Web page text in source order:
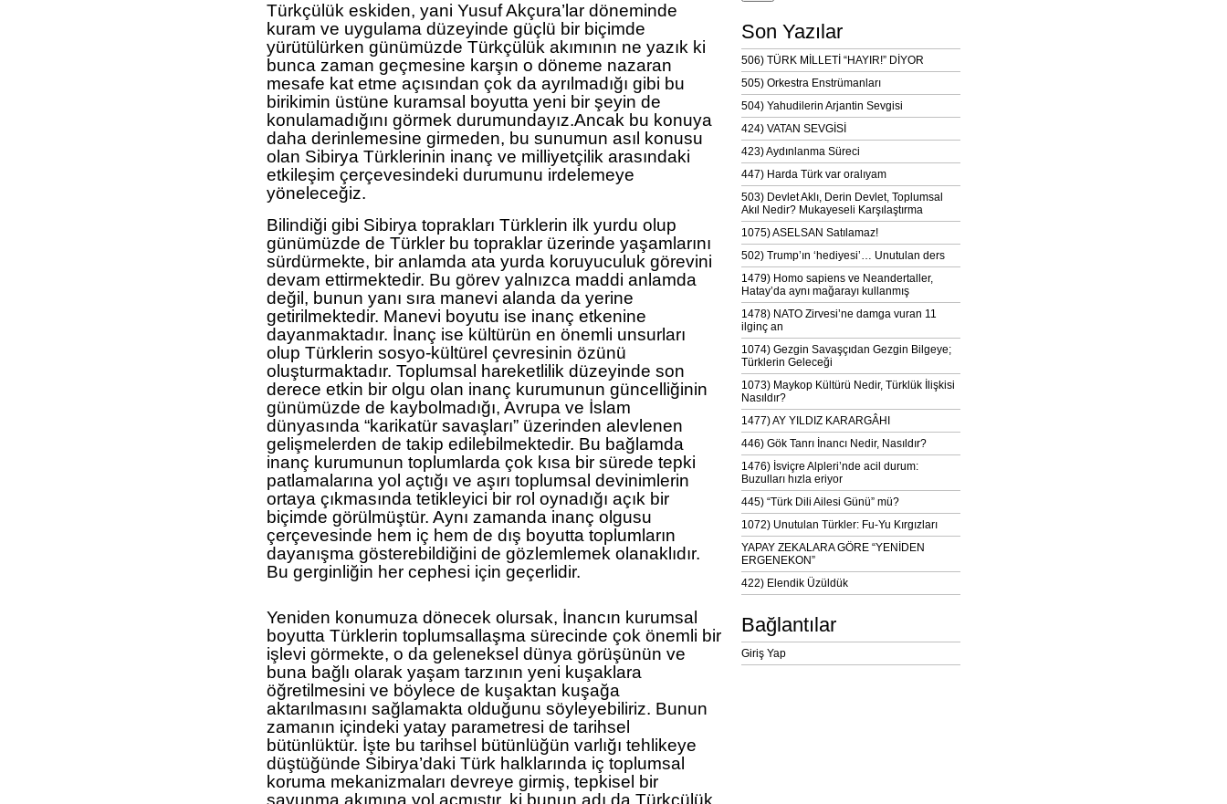
Türkçülük eskiden, yani Yusuf Akçura’lar döneminde
kuram ve uygulama düzeyinde güçlü bir biçimde
yürütülürken günümüzde Türkçülük akımının ne yazık ki
bunca zaman geçmesine karşın o döneme nazaran
mesafe kat etme açısından çok da ayrılmadığı gibi bu
birikimin üstüne kuramsal boyutta yeni bir şeyin de
konulamadığını görmek durumundayız.Ancak bu konuya
daha derinlemesine girmeden, bu sunumun asıl konusu
olan Sibirya Türklerinin inanç ve milliyetçilik arasındaki
etkileşim çerçevesindeki durumunu irdelemeye
yöneleceğiz.
Bilindiği gibi Sibirya toprakları Türklerin ilk yurdu olup
günümüzde de Türkler bu topraklar üzerinde yaşamlarını
sürdürmekte, bir anlamda ata yurda koruyuculuk görevini
devam ettirmektedir. Bu görev yalnızca maddi anlamda
değil, bunun yanı sıra manevi alanda da yerine
getirilmektedir. Manevi boyutu ise inanç etkenine
dayanmaktadır. İnanç ise kültürün en önemli unsurları
olup Türklerin sosyo-kültürel çevresinin özünü
oluşturmaktadır. Toplumsal hareketlilik düzeyinde son
derece etkin bir olgu olan inanç kurumunun güncelliğinin
günümüzde de kaybolmadığı, Avrupa ve İslam
dünyasında “karikatür savaşları” üzerinden alevlenen
gelişmelerden de takip edilebilmektedir. Bu bağlamda
inanç kurumunun toplumlarda çok kısa bir sürede tepki
patlamalarına yol açtığı ve aşırı toplumsal devinimlerin
ortaya çıkmasında tetikleyici bir rol oynadığı açık bir
biçimde görülmüştür. Aynı zamanda inanç olgusu
çerçevesinde hem iç hem de dış boyutta toplumların
dayanışma gösterebildiğini de gözlemlemek olanaklıdır.
Bu gerginliğin her cephesi için geçerlidir.
Yeniden konumuza dönecek olursak, İnancın kurumsal
boyutta Türklerin toplumsallaşma sürecinde çok önemli bir
işlevi görmekte, o da geleneksel dünya görüşünün ve
buna bağlı olarak yaşam tarzının yeni kuşaklara
öğretilmesini ve böylece de kuşaktan kuşağa
aktarılmasını sağlamakta olduğunu söyleyebiliriz. Bunun
zamanın içindeki yatay parametresi de tarihsel
bütünlüktür. İşte bu tarihsel bütünlüğün varlığı tehlikeye
düştüğünde Sibirya’daki Türk halklarında iç toplumsal
koruma mekanizmaları devreye girmiş, tepkisel bir
savunma akımına yol açmıştır, ki bunun adı da Türkçülük
Son Yazılar
506) TÜRK MİLLETİ “HAYIR!” DİYOR
505) Orkestra Enstrümanları
504) Yahudilerin Arjantin Sevgisi
424) VATAN SEVGİSİ
423) Aydınlanma Süreci
447) Harda Türk var oralıyam
503) Devlet Aklı, Derin Devlet, Toplumsal
Akıl Nedir? Mukayeseli Karşılaştırma
1075) ASELSAN Satılamaz!
502) Trump’ın ‘hediyesi’… Unutulan ders
1479) Homo sapiens ve Neandertaller,
Hatay’da aynı mağarayı kullanmış
1478) NATO Zirvesi’ne damga vuran 11
ilginç an
1074) Gezgin Savaşçıdan Gezgin Bilgeye;
Türklerin Geleceği
1073) Maykop Kültürü Nedir, Türklük İlişkisi
Nasıldır?
1477) AY YILDIZ KARARGÂHI
446) Gök Tanrı İnancı Nedir, Nasıldır?
1476) İsviçre Alpleri’nde acil durum:
Buzulları hızla eriyor
445) “Türk Dili Ailesi Günü” mü?
1072) Unutulan Türkler: Fu-Yu Kırgızları
YAPAY ZEKALARA GÖRE “YENİDEN
ERGENEKON”
422) Elendik Üzüldük
Bağlantılar
Giriş Yap